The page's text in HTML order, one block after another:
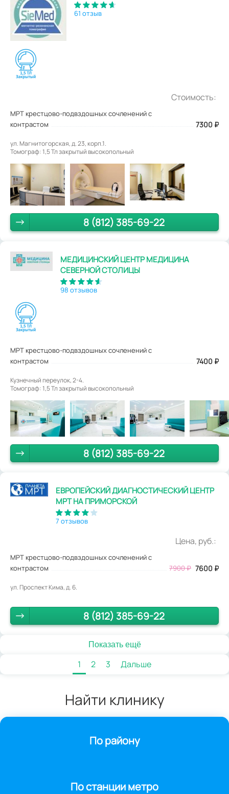
61 отзыв
Стоимость:
МРТ крестцово-подвздошных сочленений с
контрастом
7300 ₽
ул. Магнитогорская, д. 23, корп.1.
Томограф: 1,5 Тл закрытый высокопольный
8 (812) 385-69-22
МЕДИЦИНСКИЙ ЦЕНТР МЕДИЦИНА
СЕВЕРНОЙ СТОЛИЦЫ
98 отзывов
МРТ крестцово-подвздошных сочленений с
контрастом
7400 ₽
Кузнечный переулок, 2-4.
Томограф: 1,5 Тл закрытый высокопольный
8 (812) 385-69-22
ЕВРОПЕЙСКИЙ ДИАГНОСТИЧЕСКИЙ ЦЕНТР
МРТ НА ПРИМОРСКОЙ
7 отзывов
Цена, руб.:
МРТ крестцово-подвздошных сочленений с
контрастом
7900₽ 7600 ₽
ул. Проспект Кима, д. 6.
8 (812) 385-69-22
Показать ещё
1 2 3 Дальше
Найти клинику
По району
По станции метро